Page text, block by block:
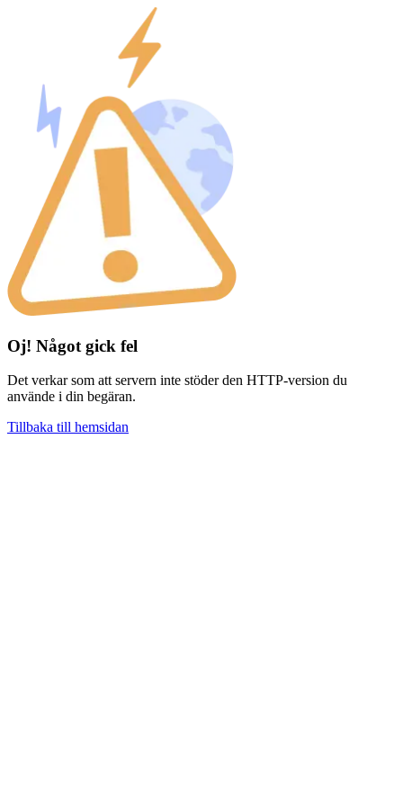
Oj! Något gick fel
Det verkar som att servern inte stöder den HTTP-version du
använde i din begäran.
Tillbaka till hemsidan